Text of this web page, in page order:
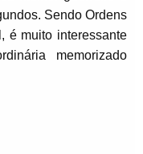
Sendo Ordens
é muito interessante
memorizado